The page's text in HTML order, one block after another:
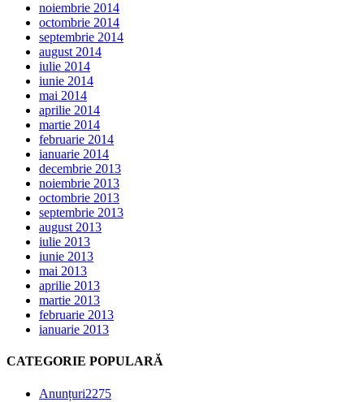
noiembrie 2014
octombrie 2014
septembrie 2014
august 2014
iulie 2014
iunie 2014
mai 2014
aprilie 2014
martie 2014
februarie 2014
ianuarie 2014
decembrie 2013
noiembrie 2013
octombrie 2013
septembrie 2013
august 2013
iulie 2013
iunie 2013
mai 2013
aprilie 2013
martie 2013
februarie 2013
ianuarie 2013
CATEGORIE POPULARĂ
Anunțuri2275